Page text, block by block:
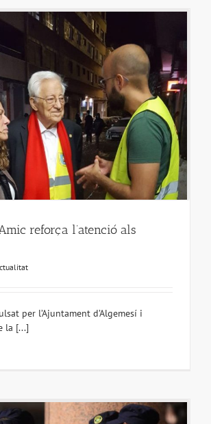
reforça l’atenció als
per l’Ajuntament d’Algemesí i
la [...]